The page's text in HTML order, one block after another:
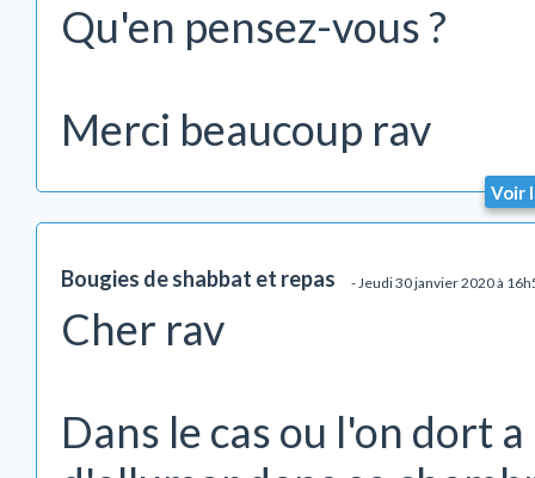
Qu'en pensez-vous ?
Merci beaucoup rav
Voir
Bougies de shabbat et repas - Jeudi 30 janvier 2020 à
Cher rav
Dans le cas ou l'on dort